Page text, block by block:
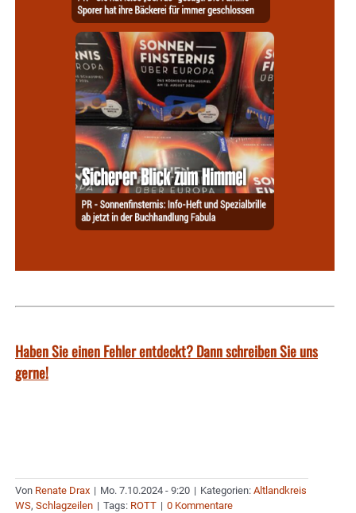
Haben Sie einen Fehler entdeckt? Dann schreiben Sie uns
gerne!
Von Renate Drax | Mo. 7.10.2024 - 9:20 | Kategorien: Altlandkreis
WS, Schlagzeilen | Tags: ROTT | 0 Kommentare